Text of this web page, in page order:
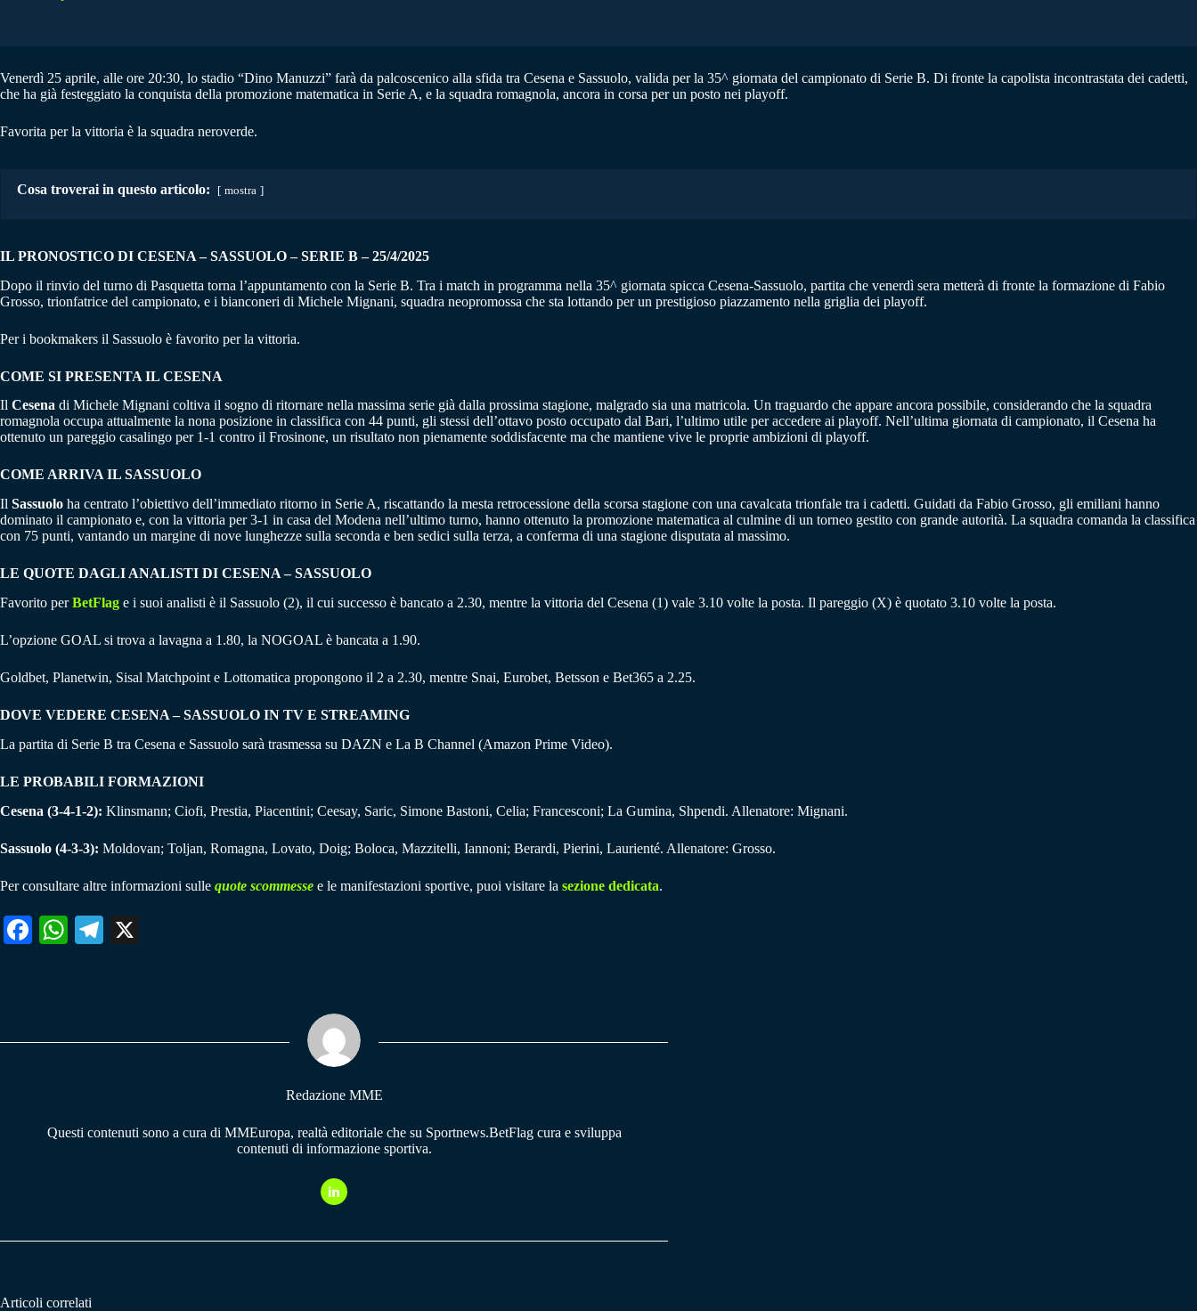
Venerdì 25 aprile, alle ore 20:30, lo stadio “Dino Manuzzi” farà da palcoscenico alla sfida tra Cesena e Sassuolo, valida per la 35^ giornata del campionato di Serie B. Di fronte la capolista incontrastata dei cadetti,
che ha già festeggiato la conquista della promozione matematica in Serie A, e la squadra romagnola, ancora in corsa per un posto nei playoff.
Favorita per la vittoria è la squadra neroverde.
Cosa troverai in questo articolo: mostra
IL PRONOSTICO DI CESENA – SASSUOLO–SERIE B – 25/4/2025
Dopo il rinvio del turno di Pasquetta torna l’appuntamento con la Serie B. Tra i match in programma nella 35^ giornata spicca Cesena-Sassuolo, partita che venerdì sera metterà di fronte la formazione di Fabio
Grosso, trionfatrice del campionato, e i bianconeri di Michele Mignani, squadra neopromossa che sta lottando per un prestigioso piazzamento nella griglia dei playoff.
Per i bookmakers il Sassuolo è favorito per la vittoria.
COME SI PRESENTA IL CESENA
Il Cesena di Michele Mignani coltiva il sogno di ritornare nella massima serie già dalla prossima stagione, malgrado sia una matricola. Un traguardo che appare ancora possibile, considerando che la squadra
romagnola occupa attualmente la nona posizione in classifica con 44 punti, gli stessi dell’ottavo posto occupato dal Bari, l’ultimo utile per accedere ai playoff. Nell’ultima giornata di campionato, il Cesena ha
ottenuto un pareggio casalingo per 1-1 contro il Frosinone, un risultato non pienamente soddisfacente ma che mantiene vive le proprie ambizioni di playoff.
COME ARRIVA IL SASSUOLO
Il Sassuolo ha centrato l’obiettivo dell’immediato ritorno in Serie A, riscattando la mesta retrocessione della scorsa stagione con una cavalcata trionfale tra i cadetti. Guidati da Fabio Grosso, gli emiliani hanno
dominato il campionato e, con la vittoria per 3-1 in casa del Modena nell’ultimo turno, hanno ottenuto la promozione matematica al culmine di un torneo gestito con grande autorità. La squadra comanda la classifica
con 75 punti, vantando un margine di nove lunghezze sulla seconda e ben sedici sulla terza, a conferma di una stagione disputata al massimo.
LE QUOTE DAGLI ANALISTI DI CESENA – SASSUOLO
Favorito perBetFlag e i suoi analisti è il Sassuolo (2), il cui successo è bancato a 2.30, mentre la vittoria del Cesena (1) vale 3.10 volte la posta. Il pareggio (X) è quotato 3.10 volte la posta.
L’opzione GOAL si trova a lavagna a 1.80, la NOGOAL è bancata a 1.90.
Goldbet, Planetwin, Sisal Matchpoint e Lottomatica propongono il 2 a 2.30, mentre Snai, Eurobet, Betsson e Bet365 a 2.25.
DOVE VEDERE CESENA – SASSUOLO IN TV E STREAMING
La partita di Serie B tra Cesena e Sassuolo sarà trasmessa su DAZN e La B Channel (Amazon Prime Video).
LE PROBABILI FORMAZIONI
Cesena (3-4-1-2): Klinsmann; Ciofi, Prestia, Piacentini; Ceesay, Saric, Simone Bastoni, Celia; Francesconi; La Gumina, Shpendi. Allenatore: Mignani.
Sassuolo (4-3-3): Moldovan; Toljan, Romagna, Lovato, Doig; Boloca, Mazzitelli, Iannoni; Berardi, Pierini, Laurienté. Allenatore: Grosso.
Per consultare altre informazioni sulle quote scommesse e le manifestazioni sportive, puoi visitare la sezione dedicata.
Fa W
pp
Te
m
Redazione MME
Questi contenuti sono a cura di MMEuropa, realtà editoriale che su Sportnews.BetFlag cura e sviluppa
contenuti di informazione sportiva.
Articoli correlati